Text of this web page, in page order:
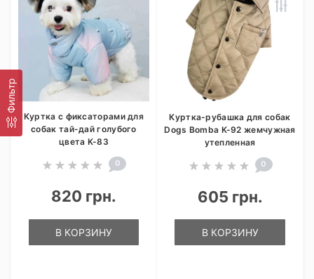
Фильтр
Куртка с фиксаторами для
собак тай-дай голубого
цвета K-83
0
820 грн.
В КОРЗИНУ
Куртка-рубашка для собак
Dogs Bomba K-92 жемчужная
утепленная
0
605 грн.
В КОРЗИНУ